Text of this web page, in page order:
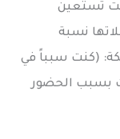
تستعين
نسبة
(كنت سبباً في
بسبب الحضور